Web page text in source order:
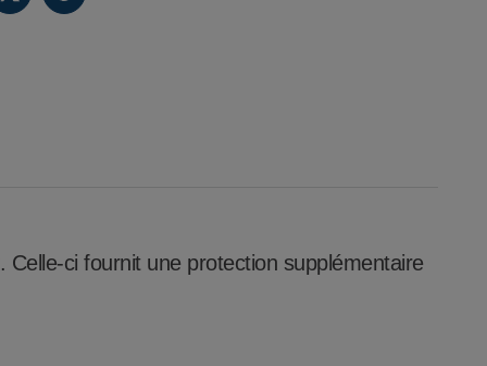
. Celle-ci fournit une protection supplémentaire